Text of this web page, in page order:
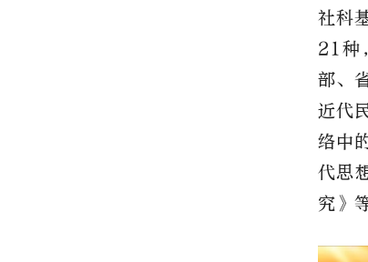
社科
21 种
部、
近代
络中
代思
究》